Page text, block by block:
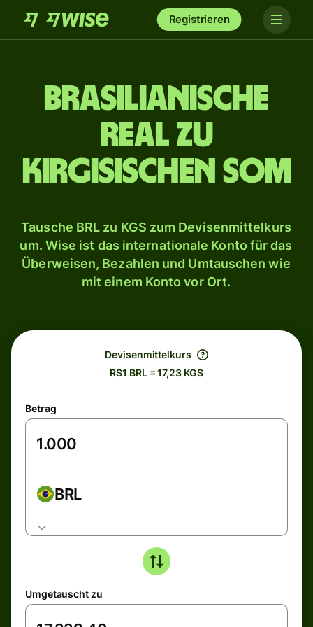
Registrieren
Brasilianische
Real zu
kirgisischen Som
Tausche BRL zu KGS zum Devisenmittelkurs
um. Wise ist das internationale Konto für das
Überweisen, Bezahlen und Umtauschen wie
mit einem Konto vor Ort.
Devisenmittelkurs
R$1 BRL = 17,23 KGS
Betrag
BRL
Umgetauscht zu